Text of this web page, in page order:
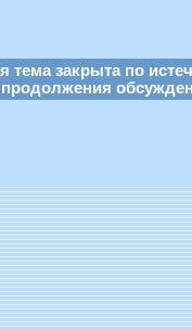
тема закрыта по